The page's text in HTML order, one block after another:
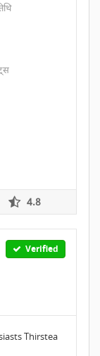
4.8
Verified
Thirstea